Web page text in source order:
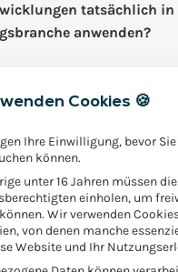
tatsächlich in
anwenden?
Zusätzlich zu den
Geschichten und Artikel
uns zu formulieren. Das
ist kontextuelles
Modell offensichtlich
auf der einen Seite
Seite auch
Cookies 🍪
Ihre Einwilligung, bevor
können.
unter 16 Jahren müssen
einholen, um
Wir verwenden
von denen manche
Website und Ihr